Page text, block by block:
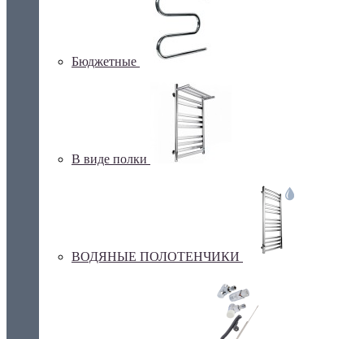
Бюджетные
В виде полки
ВОДЯНЫЕ ПОЛОТЕНЧИКИ